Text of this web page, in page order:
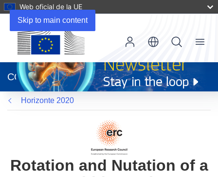
Skip to main content
Web oficial de la UE
abrirá
en
una
nueva
ventana)
CORDIS
Menu
Horizonte 2020
Rotation and Nutation of a